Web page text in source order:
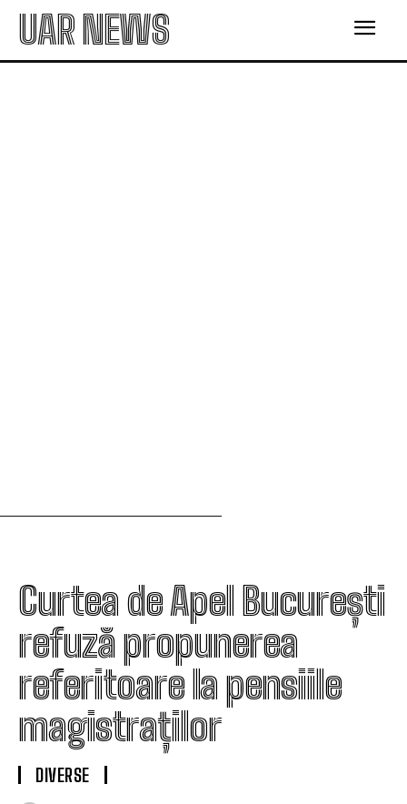
UAR NEWS
Curtea de Apel București
refuză propunerea
referitoare la pensiile
magistraților
DIVERSE